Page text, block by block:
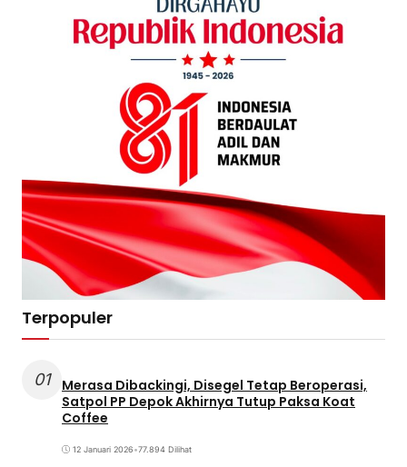
Terpopuler
01
Merasa Dibackingi, Disegel Tetap Beroperasi,
Satpol PP Depok Akhirnya Tutup Paksa Koat
Coffee
12 Januari 2026•77.894 Dilihat